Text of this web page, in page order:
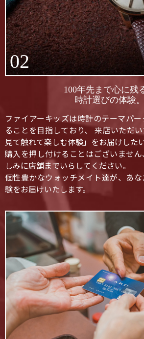
02
100年先まで心に残
時計選びの体験。
ファイアーキッズは時計のテーマパ
ることを目指しており、 来店いただ
見て触れて楽しむ体験」をお届けした
購入を押し付けることはございませ
しみに店舗までいらしてください。
個性豊かなウォッチメイト達が、あ
験をお届けいたします。